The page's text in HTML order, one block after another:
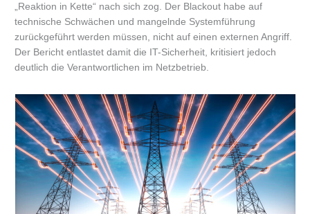
„Reaktion in Kette“ nach sich zog. Der Blackout habe auf
technische Schwächen und mangelnde Systemführung
zurückgeführt werden müssen, nicht auf einen externen Angriff.
Der Bericht entlastet damit die IT-Sicherheit, kritisiert jedoch
deutlich die Verantwortlichen im Netzbetrieb.